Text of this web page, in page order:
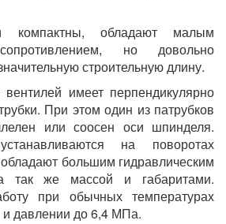
компактны, обладают малым
но довольно
строительную длину.
имеет перпендикулярно
При этом один из патрубков
или соосен оси шпинделя.
на поворотах
большим гидравлическим
так же массой и габаритами.
при обычных температурах
давлении до 6,4 МПа.